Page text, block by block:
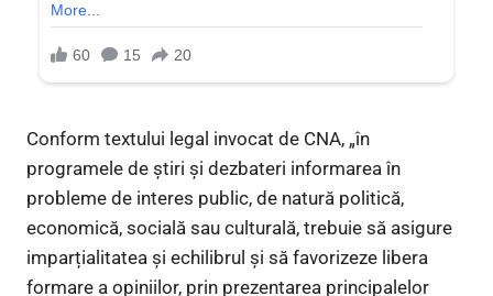
Conform textului legal invocat de CNA, „în
programele de știri și dezbateri informarea în
probleme de interes public, de natură politică,
economică, socială sau culturală, trebuie să asigure
imparțialitatea și echilibrul și să favorizeze libera
formare a opiniilor, prin prezentarea principalelor